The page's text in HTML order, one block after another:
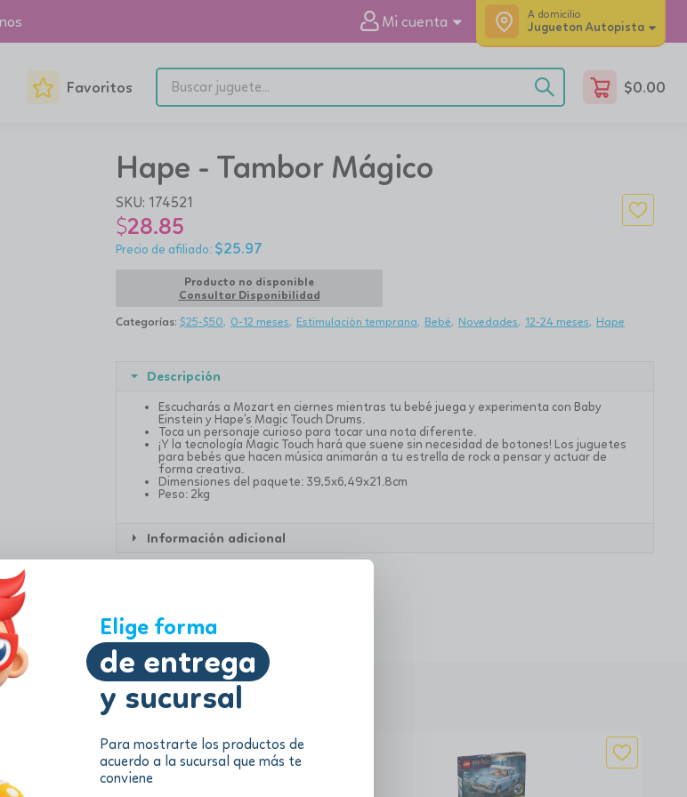
Elige forma
de entrega
y sucursal
Para mostrarte los productos de
acuerdo a la sucursal que más te
conviene
Mi cuenta A domicilio
Jugueton Autopista
Favoritos $0.00
Hape - Tambor Mágico
SKU: 174521
$28.85
$25.97
Producto no disponible
Consultar Disponibilidad
Categorías: $25-$50 0-12 meses Estimulación temprana Bebé Novedades 12-24 meses Hape
Descripción
Escucharás a Mozart en ciernes mientras tu bebé juega y experimenta con Baby
Einstein y Hape's Magic Touch Drums.
Toca un personaje curioso para tocar una nota diferente.
¡Y la tecnología Magic Touch hará que suene sin necesidad de botones! Los juguetes
para bebés que hacen música animarán a tu estrella de rock a pensar y actuar de
forma creativa.
Dimensiones del paquete: 39,5x6,49x21.8cm
Peso: 2kg
Información adicional